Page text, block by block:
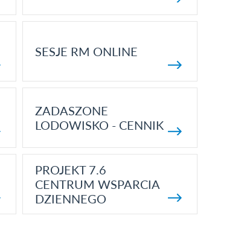
SESJE RM ONLINE
ZADASZONE
LODOWISKO - CENNIK
PROJEKT 7.6
CENTRUM WSPARCIA
DZIENNEGO